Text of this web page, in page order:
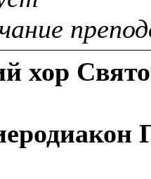
хор